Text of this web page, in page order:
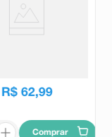
R$ 62,99
Comprar